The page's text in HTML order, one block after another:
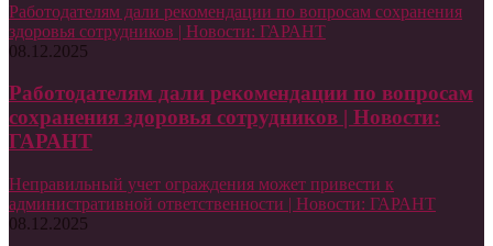
Работодателям дали рекомендации по вопросам сохранения
здоровья сотрудников | Новости: ГАРАНТ
08.12.2025
Работодателям дали рекомендации по вопросам
сохранения здоровья сотрудников | Новости:
ГАРАНТ
Неправильный учет ограждения может привести к
административной ответственности | Новости: ГАРАНТ
08.12.2025